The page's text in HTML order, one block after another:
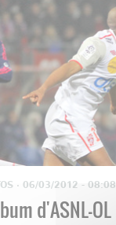
· 06/03/2012 - 08:08
d'ASNL-OL